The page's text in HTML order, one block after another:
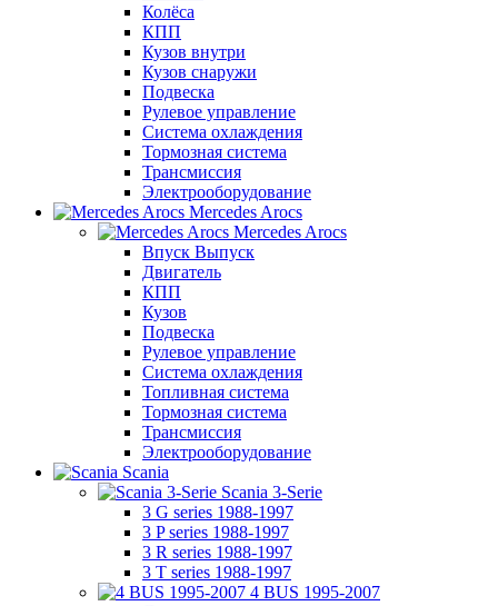
Колёса
КПП
Кузов внутри
Кузов снаружи
Подвеска
Рулевое управление
Система охлаждения
Тормозная система
Трансмиссия
Электрооборудование
Mercedes Arocs
Mercedes Arocs
Впуск Выпуск
Двигатель
КПП
Кузов
Подвеска
Рулевое управление
Система охлаждения
Топливная система
Тормозная система
Трансмиссия
Электрооборудование
Scania
Scania 3-Serie
3 G series 1988-1997
3 P series 1988-1997
3 R series 1988-1997
3 T series 1988-1997
4 BUS 1995-2007